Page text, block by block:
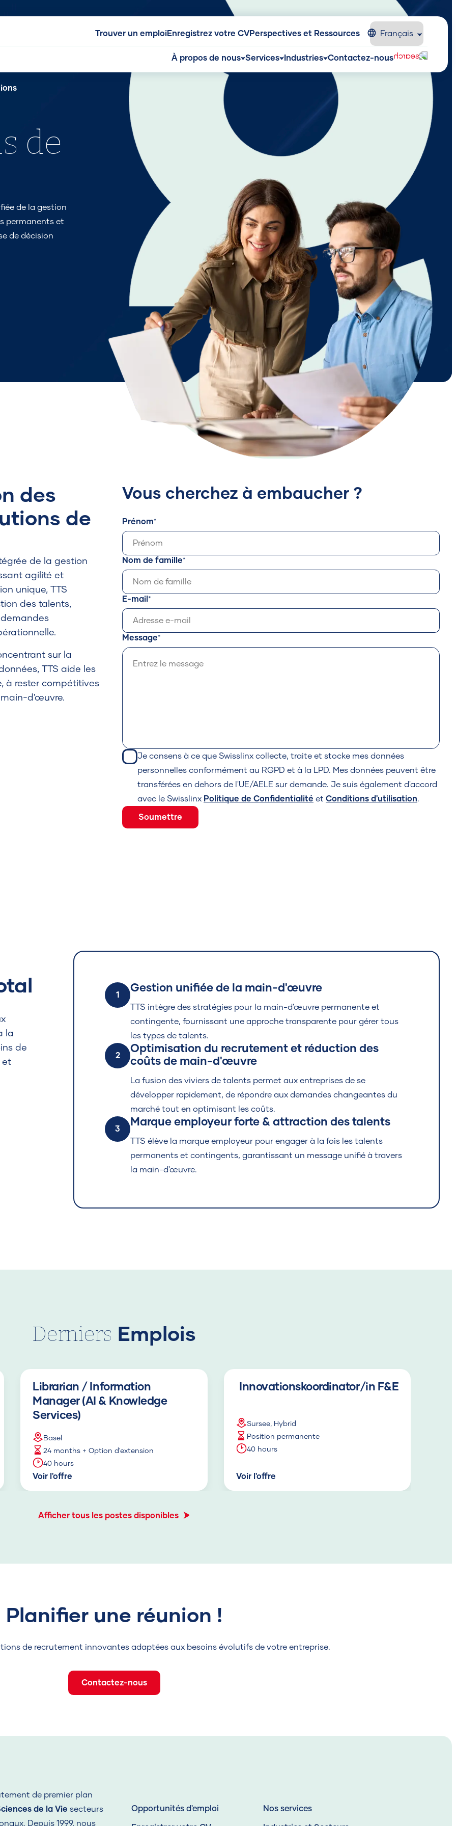
Trouver un emploiEnregistrez votre CVPerspectives et Ressources
À propos de nous Services Industries Contactez-nous
de
de la gestion
permanents et
de décision
des
de
de la gestion
agilité et
unique, TTS
des talents,
sur la
TTS aide les
à rester compétitives
d'œuvre.
Vous cherchez à embaucher ?
Prénom
Nom de famille
E-mail
Message
Je consens à ce que Swisslinx collecte, traite et stocke mes données
personnelles conformément au RGPD et à la LPD. Mes données peuvent être
transférées en dehors de l'UE/AELE sur demande. Je suis également d'accord
avec le Swisslinx Politique de Confidentialité et Conditions d'utilisation.
Soumettre
la
de
et
1
Gestion unifiée de la main-d'œuvre
TTS intègre des stratégies pour la main-d'œuvre permanente et
contingente, fournissant une approche transparente pour gérer tous
les types de talents.
2
Optimisation du recrutement et réduction des
coûts de main-d'œuvre
La fusion des viviers de talents permet aux entreprises de se
développer rapidement, de répondre aux demandes changeantes du
marché tout en optimisant les coûts.
3
Marque employeur forte & attraction des talents
TTS élève la marque employeur pour engager à la fois les talents
permanents et contingents, garantissant un message unifié à travers
la main-d'œuvre.
Derniers Emplois
Librarian / Information
Manager (AI & Knowledge
Services)
Basel
24 months + Option d'extension
40 hours
Voir l'offre
Innovationskoordinator/in F&E
Sursee, Hybrid
Position permanente
40 hours
Voir l'offre
Afficher tous les postes disponibles
Planifier une réunion !
de recrutement innovantes adaptées aux besoins évolutifs de votre entreprise.
Contactez-nous
de premier plan
de la Vie secteurs
Depuis 1999, nous
Opportunités d'emploi Nos services